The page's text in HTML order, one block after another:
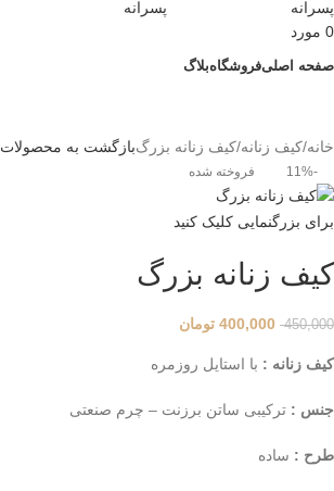
0 مورد
صفحه اصلیفروشگاهبلاگ
خانه کیف زنانه کیف زنانه بزرگبازگشت به محصولات
-11% فروخته شده
برای بزرگنمایی کلیک کنید
کیف زنانه بزرگ
450,000
400,000 تومان
کیف زنانه : با استایل روزمره
جنس : ترکیبی ساتن برزنت – چرم صنعتی
طرح : ساده